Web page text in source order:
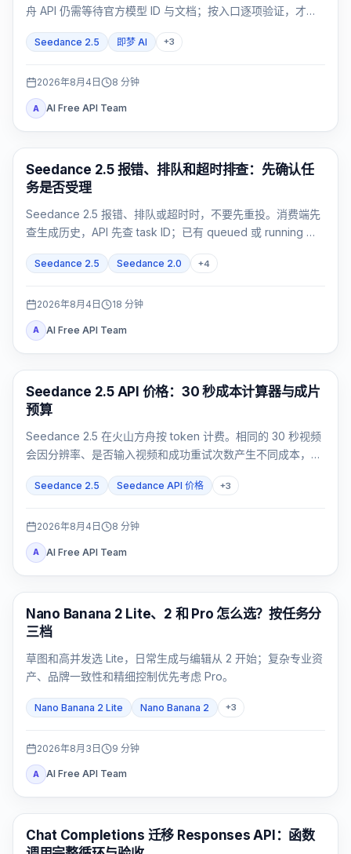
舟 API 仍需等待官方模型 ID 与文档；按入口逐项验证，才能
Seedance 2.5 即梦 AI +3
2026年8月4日 8 分钟
A AI Free API Team
AI 视频
Seedance 2.5 报错、排队和超时排查：先确认任
务是否受理
Seedance 2.5 报错、排队或超时时，不要先重投。消费端先
查生成历史，API 先查 task ID；已有 queued 或 running 任
Seedance 2.5 Seedance 2.0 +4
2026年8月4日 18 分钟
A AI Free API Team
AI 视频生成
Seedance 2.5 API 价格：30 秒成本计算器与成片
预算
Seedance 2.5 在火山方舟按 token 计费。相同的 30 秒视频
会因分辨率、是否输入视频和成功重试次数产生不同成本，不
Seedance 2.5 Seedance API 价格 +3
2026年8月4日 8 分钟
A AI Free API Team
AI 图片模型
Nano Banana 2 Lite、2 和 Pro 怎么选？按任务分
三档
草图和高并发选 Lite，日常生成与编辑从 2 开始；复杂专业资
产、品牌一致性和精细控制优先考虑 Pro。
Nano Banana 2 Lite Nano Banana 2 +3
2026年8月3日 9 分钟
A AI Free API Team
API 指南
Chat Completions 迁移 Responses API：函数